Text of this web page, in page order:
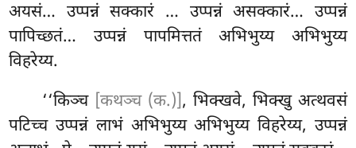
अयसं… उप्पन्नं सक्कारं … उप्पन्नं असक्कारं… उप्पन्नं
पापिच्छतं… उप्पन्नं पापमित्ततं अभिभुय्य अभिभुय्य
विहरेय्य.
‘‘किञ्च [कथञ्च (क.)], भिक्खवे, भिक्खु अत्थवसं
पटिच्च उप्पन्नं लाभं अभिभुय्य अभिभुय्य विहरेय्य, उप्पन्नं